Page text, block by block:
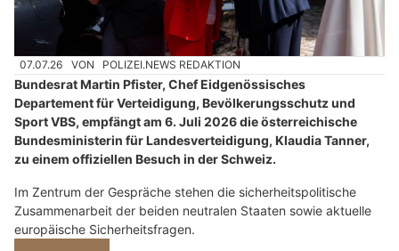
07.07.26 VON POLIZEI.NEWS REDAKTION
Bundesrat Martin Pfister, Chef Eidgenössisches
Departement für Verteidigung, Bevölkerungsschutz und
Sport VBS, empfängt am 6. Juli 2026 die österreichische
Bundesministerin für Landesverteidigung, Klaudia Tanner,
zu einem offiziellen Besuch in der Schweiz.
Im Zentrum der Gespräche stehen die sicherheitspolitische
Zusammenarbeit der beiden neutralen Staaten sowie aktuelle
europäische Sicherheitsfragen.